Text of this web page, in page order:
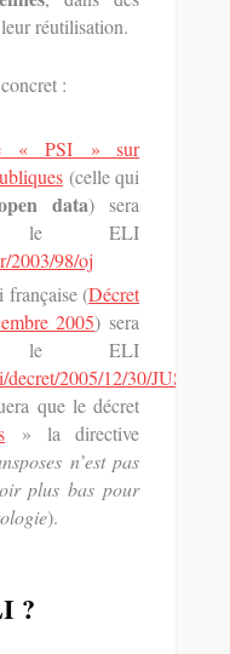
réutilisation.
:
« PSI » sur
(celle qui
data) sera
le ELI
2003/98/oj
française (Décret
2005) sera
le ELI
2005/12/30/
que le décret
» la directive
n’est pas
plus bas pour
).
?